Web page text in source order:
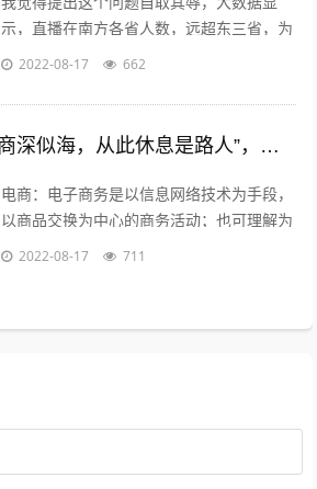
示，直播在南方各省人数，远超东三省，为
什么感觉东北人直播多，就是分辩能力太
了...
2022-08-17 662
如斯电商:“一入电商深似海，从此休息是路人”，怎么理解这句话？
电商：电子商务是以信息网络技术为手段，
以商品交换为中心的商务活动；也可理解为
在互联网（Internet）、企业内部网
2022-08-17 711